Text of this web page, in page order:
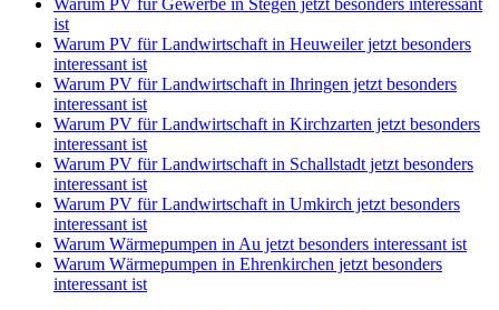
Warum PV für Gewerbe in Stegen jetzt besonders interessant
ist
Warum PV für Landwirtschaft in Heuweiler jetzt besonders
interessant ist
Warum PV für Landwirtschaft in Ihringen jetzt besonders
interessant ist
Warum PV für Landwirtschaft in Kirchzarten jetzt besonders
interessant ist
Warum PV für Landwirtschaft in Schallstadt jetzt besonders
interessant ist
Warum PV für Landwirtschaft in Umkirch jetzt besonders
interessant ist
Warum Wärmepumpen in Au jetzt besonders interessant ist
Warum Wärmepumpen in Ehrenkirchen jetzt besonders
interessant ist